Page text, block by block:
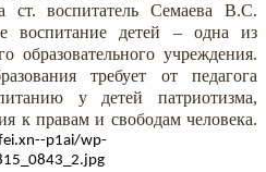
ст. воспитатель Семаева В.С.
воспитание детей – одна из
образовательного учреждения.
требует от педагога
у детей патриотизма,
к правам и свободам человека.